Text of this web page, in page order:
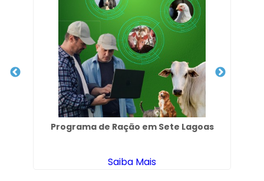
Programa de Ração em Sete Lagoas
Saiba Mais